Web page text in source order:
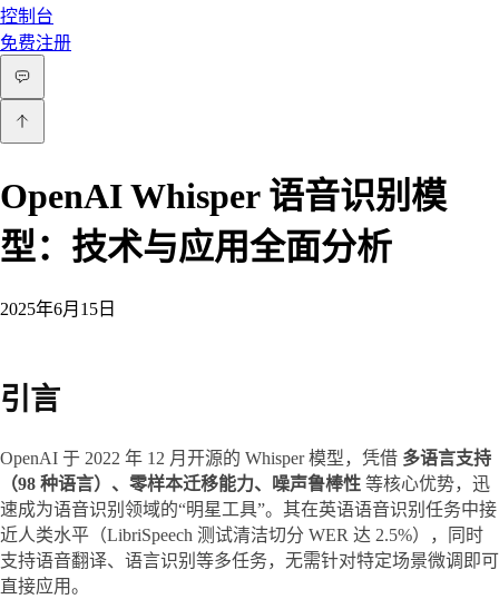
控制台
免费注册
OpenAI Whisper 语音识别模
型：技术与应用全面分析
2025年6月15日
引言
OpenAI 于 2022 年 12 月开源的 Whisper 模型，凭借 多语言支持
（98 种语言）、零样本迁移能力、噪声鲁棒性 等核心优势，迅
速成为语音识别领域的“明星工具”。其在英语语音识别任务中接
近人类水平（LibriSpeech 测试清洁切分 WER 达 2.5%），同时
支持语音翻译、语言识别等多任务，无需针对特定场景微调即可
直接应用。